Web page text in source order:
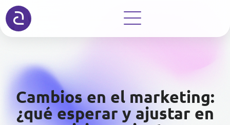
Cambios en el marketing:
¿qué esperar y ajustar en